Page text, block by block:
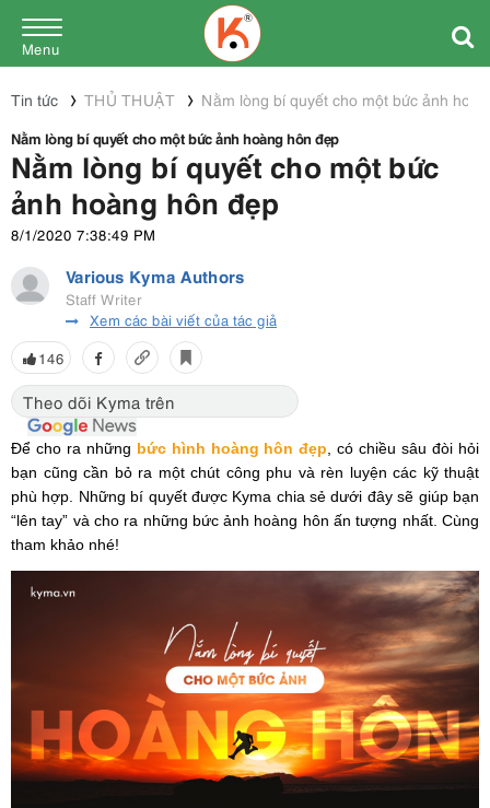
Menu
Tin tức THỦ THUẬT
Nằm lòng bí quyết cho một bức ảnh
Nằm lòng bí quyết cho một bức ảnh hoàng hôn đẹp
Nằm lòng bí quyết cho một bức
ảnh hoàng hôn đẹp
8/1/2020 7:38:49 PM
Various Kyma Authors
Staff Writer
Xem các bài viết của tác giả
146
Theo dõi Kyma trên
Để cho ra những bức hình hoàng hôn đẹp , có chiều sâu đòi hỏi
bạn cũng cần bỏ ra một chút công phu và rèn luyện các kỹ thuật
phù hợp. Những bí quyết được Kyma chia sẻ dưới đây sẽ giúp bạn
“lên tay” và cho ra những bức ảnh hoàng hôn ấn tượng nhất. Cùng
tham khảo nhé!